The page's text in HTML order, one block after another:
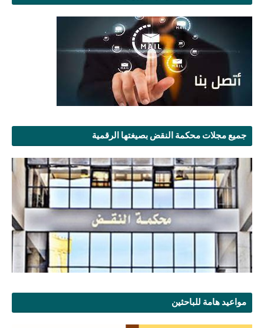
جميع مجلات محكمة النقض بصيغتها الرقمية
مواعيد هامة للباحثين